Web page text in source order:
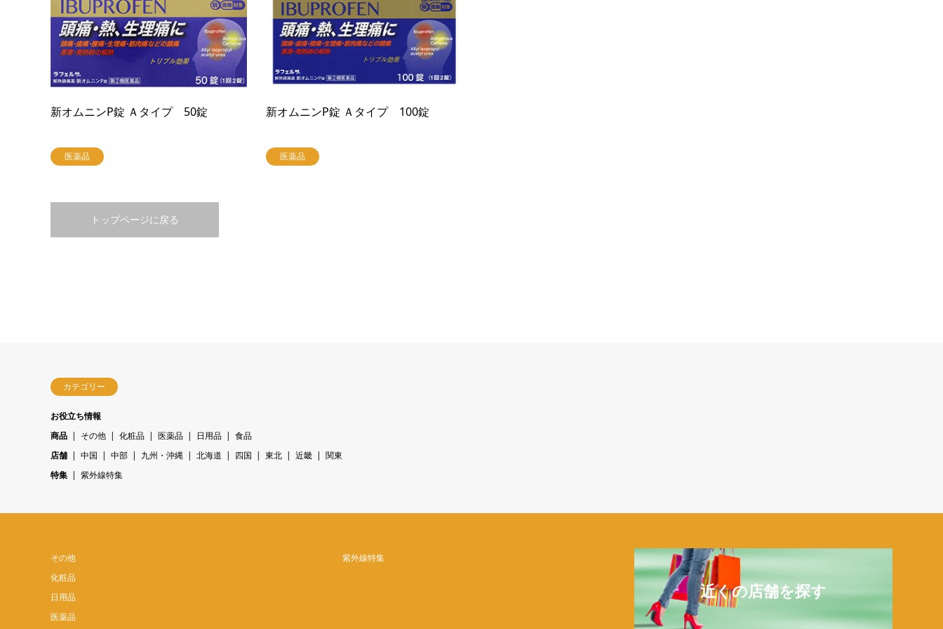
新オムニンP錠 Ａタイプ 50錠
医薬品
新オムニンP錠 Ａタイプ 100錠
医薬品
トップページに戻る
カテゴリー
お役立ち情報
商品
その他 化粧品 医薬品 日用品
食品
店舗
中国 中部 九州・沖縄 北海道 四国 東北 近畿
関東
特集
紫外線特集
その他
化粧品
日用品
医薬品
紫外線特集
近くの店舗を探す